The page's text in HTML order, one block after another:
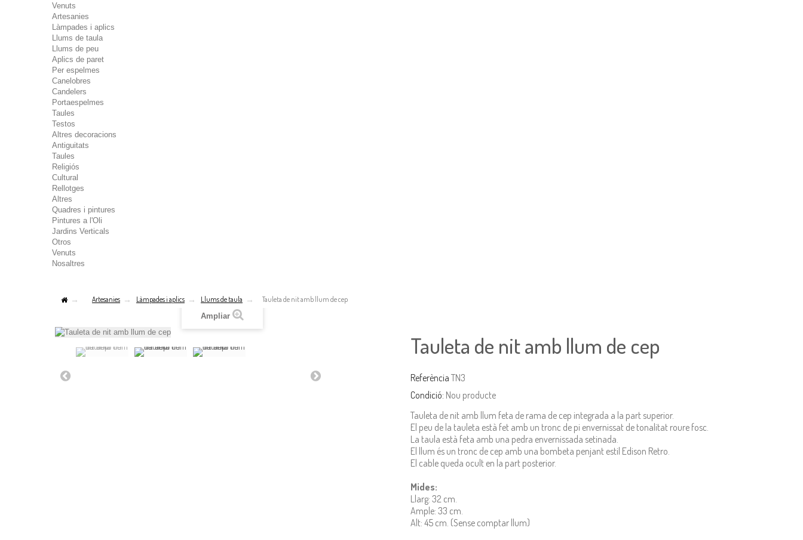
Venuts
Artesanies
Làmpades i aplics
Llums de taula
Llums de peu
Aplics de paret
Per espelmes
Canelobres
Candelers
Portaespelmes
Taules
Testos
Altres decoracions
Antiguitats
Taules
Religiós
Cultural
Rellotges
Altres
Quadres i pintures
Pintures a l'Oli
Jardins Verticals
Otros
Venuts
Nosaltres
Artesanies Làmpades i aplics Llums de taula
Tauleta de nit amb llum de cep
Ampliar
Tauleta de nit amb llum de cep
Referència TN3
Condició: Nou producte
Tauleta de nit amb llum feta de rama de cep integrada a la part superior.
El peu de la tauleta està fet amb un tronc de pi envernissat de tonalitat roure fosc.
La taula està feta amb una pedra envernissada setinada.
El llum és un tronc de cep amb una bombeta penjant estil Edison Retro.
El cable queda ocult en la part posterior.
Mides:
Llarg: 32 cm.
Ample: 33 cm.
Alt: 45 cm. (Sense comptar llum)